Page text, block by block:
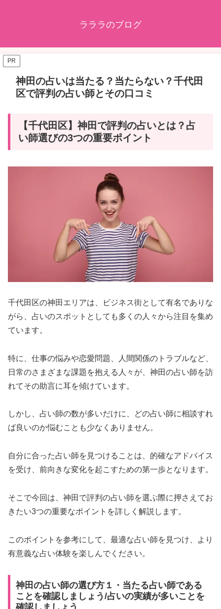
ラララのブログ
PR
神田の占いは当たる？当たらない？千代田
区で評判の占い師とその口コミ
【千代田区】神田で評判の占いとは？占
い師選びの3つの重要ポイント
千代田区の神田エリアは、ビジネス街として有名でありな
がら、占いのスポットとしても多くの人々から注目を集め
ています。
特に、仕事の悩みや恋愛問題、人間関係のトラブルなど、
日常のさまざまな課題を抱える人々が、神田の占い師を訪
れてその助言に耳を傾けています。
しかし、占い師の数が多いだけに、どの占い師に相談すれ
ば良いのか悩むことも少なくありません。
自分に合った占い師を見つけることは、的確なアドバイス
を受け、前向きな変化を起こすための第一歩となります。
そこで今回は、神田で評判の占い師を選ぶ際に押さえてお
きたい3つの重要なポイントを詳しく解説します。
このポイントを参考にして、最適な占い師を見つけ、より
有意義な占い体験を楽しんでください。
神田の占い師の選び方１・当たる占い師である
ことを確認しましょう/占いの実績が多いことを